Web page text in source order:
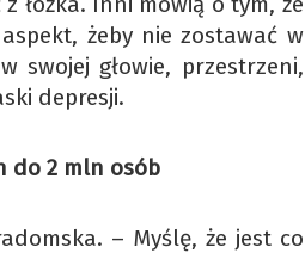
żeby nie zostawać w
swojej głowie, przestrzeni,
depresji.
do 2 mln osób
– Myślę, że jest co